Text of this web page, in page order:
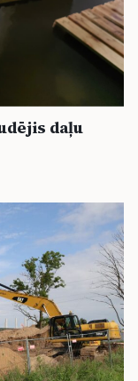
daļu